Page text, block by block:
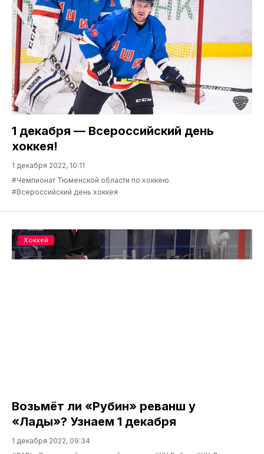
1 декабря — Всероссийский день
хоккея!
1 декабря 2022, 10:11
#Чемпионат Тюменской области по хоккею
#Всероссийский день хоккея
Возьмёт ли «Рубин» реванш у
«Лады»? Узнаем 1 декабря
1 декабря 2022, 09:34
Хоккей